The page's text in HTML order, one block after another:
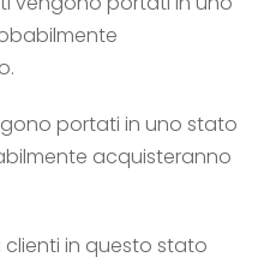
portati in uno stato
acquisteranno
clienti in questo stato